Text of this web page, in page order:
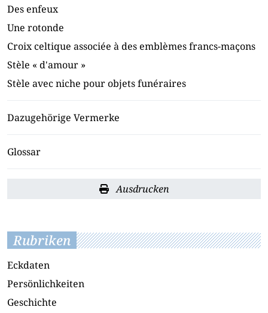
Des enfeux
Une rotonde
Croix celtique associée à des emblèmes francs-maçons
Stèle « d'amour »
Stèle avec niche pour objets funéraires
Dazugehörige Vermerke
Glossar
Ausdrucken
Rubriken
Eckdaten
Persönlichkeiten
Geschichte